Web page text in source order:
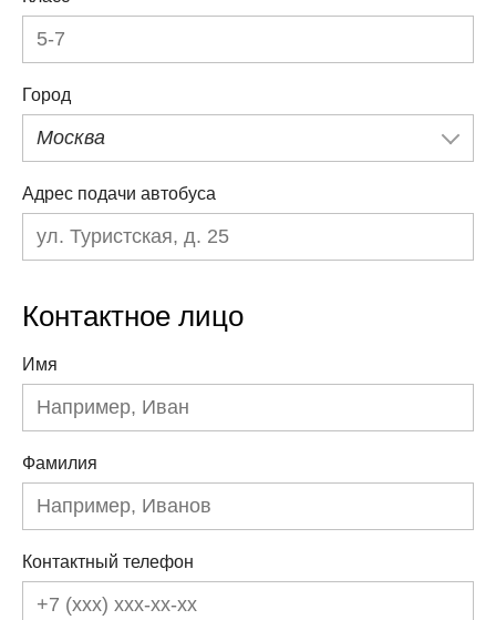
Город
Москва
Адрес подачи автобуса
Контактное лицо
Имя
Фамилия
Контактный телефон